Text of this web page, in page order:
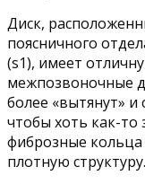
Диск,
поясничного
(s1), имеет
межпозвоночные
более «вытянут» и
чтобы хоть как-
фиброзные
плотную структуру.